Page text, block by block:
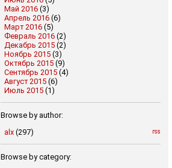
Май 2016 (3)
Апрель 2016 (6)
Март 2016 (5)
Февраль 2016 (2)
Декабрь 2015 (2)
Ноябрь 2015 (3)
Октябрь 2015 (9)
Сентябрь 2015 (4)
Август 2015 (6)
Июль 2015 (1)
Browse by author:
rss
alx (297)
Browse by category: